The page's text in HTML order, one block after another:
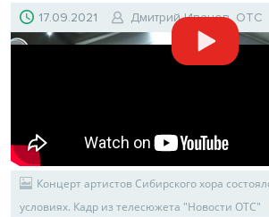
17.09.2021 Дмитрий Иванов, ОТС
Концерт артистов Сибирского хора
условиях. Кадр из телесюжета "Новости ОТС"